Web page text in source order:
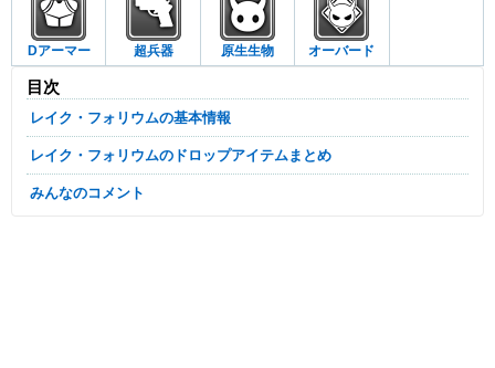
Dアーマー 超兵器 原生生物 オーバード
目次
レイク・フォリウムの基本情報
レイク・フォリウムのドロップアイテムまとめ
みんなのコメント